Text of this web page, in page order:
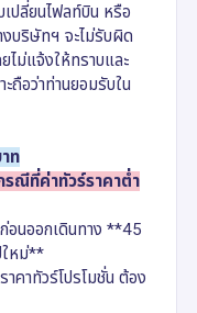
เปลี่ยนไฟลท์บิน หรือ
งบริษัทฯ จะไม่รับผิด
ไม่แจ้งให้ทราบและ
ถือว่าท่านยอมรับใน
ท
รณีที่ค่าทัวร์ราคาต่ำ
อนออกเดินทาง **45
ใหม่**
คาทัวร์โปรโมชั่น ต้อง